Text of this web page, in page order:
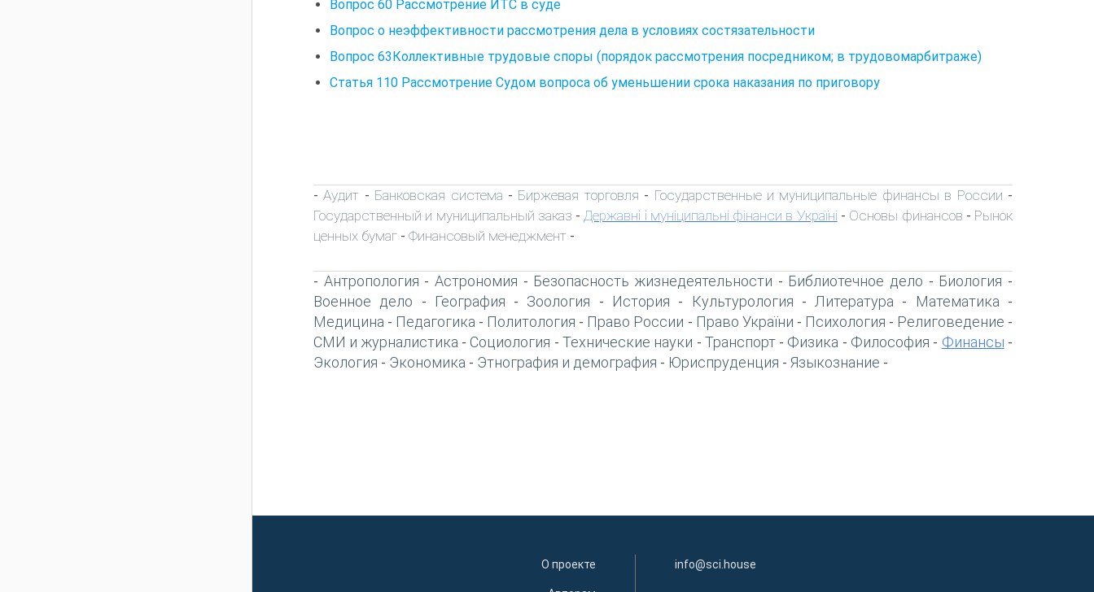
Вопрос 60 Рассмотрение ИТС в суде
Вопрос о неэффективности рассмотрения дела в условиях состязательности
Вопрос 63Коллективные трудовые споры (порядок рассмотрения посредником; в трудовомарбитраже)
Статья 110 Рассмотрение Судом вопроса об уменьшении срока наказания по приговору
-Аудит - Банковская система - Биржевая торговля - Государственные и муниципальные финансы в России -
Государственный и муниципальный заказ - Державні і муніципальні фінанси в Україні - Основы финансов - Рынок
ценных бумаг - Финансовый менеджмент -
- Антропология -Астрономия - Безопасность жизнедеятельности - Библиотечное дело - Биология -
Военное дело - География - Зоология - История - Культурология - Литература - Математика -
Медицина - Педагогика - Политология - Право России - Право України - Психология - Религоведение -
СМИ и журналистика - Социология - Технические науки - Транспорт- Физика - Философия - Финансы -
Экология - Экономика - Этнография и демография - Юриспруденция - Языкознание -
О проекте info@sci.house